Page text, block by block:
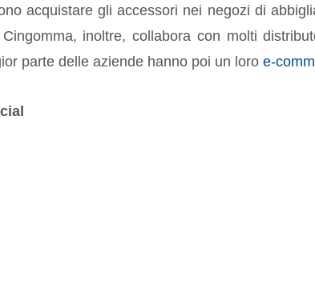
acquistare gli accessori nei negozi di
inoltre, collabora con molti
parte delle aziende hanno poi un loro e-